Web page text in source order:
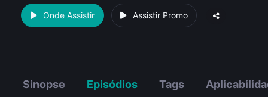
Onde Assistir Assistir Promo
Sinopse Episódios Tags